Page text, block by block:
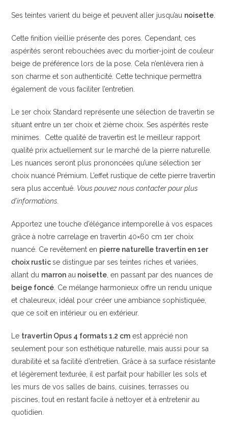
Ses teintes varient du beige et peuvent aller jusqu’au noisette
Cette finition vieillie présente des pores. Cependant, ces
aspérités seront rebouchées avec du mortier-joint de couleur
beige de préférence lors de la pose. Cela n’enlèvera rien à
son charme et son authenticité. Cette technique permettra
également de vous faciliter l’entretien.
Le 1er choix Standard représente une sélection de travertin se
situant entre un 1er choix et 2ième choix. Ses aspérités reste
minimes. Cette qualité de travertin est le meilleur rapport
qualité prix actuellement sur le marché de la pierre naturelle.
Les nuances seront plus prononcées qu’une sélection 1er
choix nuancé Prémium. L’effet rustique de cette pierre travertin
sera plus accentué. Vous pouvez nous contacter pour plus
d’informations.
Apportez une touche d’élégance intemporelle à vos espaces
grâce à notre carrelage en travertin 40×60 cm 1er choix
nuancé. Ce revêtement en pierre naturelle travertin en 1er
choix rusticse distingue par ses teintes riches et variées,
allant du marron au noisette , en passant par des nuances de
beige foncé . Ce mélange harmonieux offre un rendu unique
et chaleureux, idéal pour créer une ambiance sophistiquée,
que ce soit en intérieur ou en extérieur.
Le travertin Opus 4 formats 1.2 cm est apprécié non
seulement pour son esthétique naturelle, mais aussi pour sa
durabilité et sa facilité d’entretien. Grâce à sa surface résistante
et légèrement texturée, il est parfait pour habiller les sols et
les murs de vos salles de bains, cuisines, terrasses ou
piscines, tout en restant facile à nettoyer et à entretenir au
quotidien.